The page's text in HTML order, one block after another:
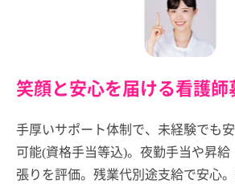
笑顔と安心を届ける看護師
手厚いサポート体制で、未経験でも
可能(資格手当等込)。夜勤手当や昇
張りを評価。残業代別途支給で安心